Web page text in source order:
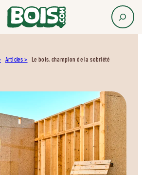
Articles
Le bois, champion de la sobriété